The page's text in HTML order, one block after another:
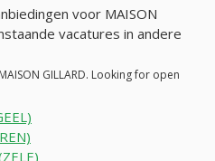
voor MAISON
vacatures in andere
GILLARD. Looking for open